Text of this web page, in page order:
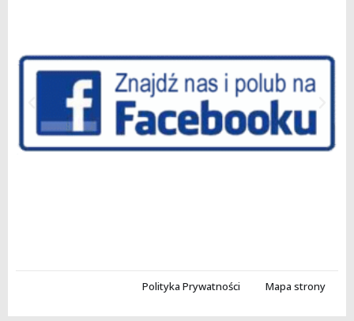
Polityka Prywatności Mapa strony